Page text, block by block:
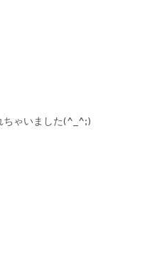
ちゃいました(^_^;)